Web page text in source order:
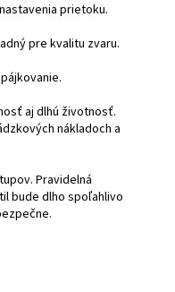
prietoku.
pre kvalitu zvaru.
aj dlhú životnosť.
nákladoch a
Pravidelná
bude dlho spoľahlivo